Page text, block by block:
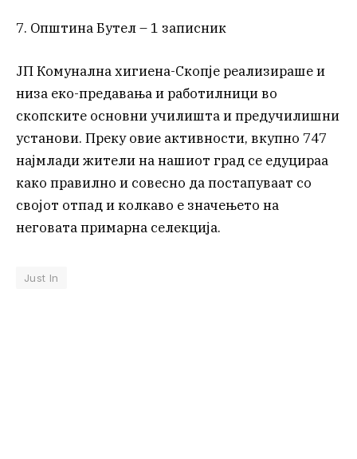
7. Oпштина Бутел – 1 записник
ЈП Комунална хигиена-Скопје реализираше и
низа еко-предавања и работилници во
скопските основни училишта и предучилишни
установи. Преку овие активности, вкупно 747
најмлади жители на нашиот град се едуцираа
како правилно и совесно да постапуваат со
својот отпад и колкаво е значењето на
неговата примарна селекција.
Just In